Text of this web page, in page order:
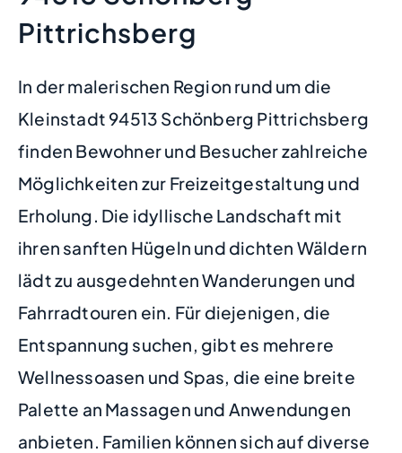
Pittrichsberg
In der malerischen Region rund um die
Kleinstadt 94513 Schönberg Pittrichsberg
finden Bewohner und Besucher zahlreiche
Möglichkeiten zur Freizeitgestaltung und
Erholung. Die idyllische Landschaft mit
ihren sanften Hügeln und dichten Wäldern
lädt zu ausgedehnten Wanderungen und
Fahrradtouren ein. Für diejenigen, die
Entspannung suchen, gibt es mehrere
Wellnessoasen und Spas, die eine breite
Palette an Massagen und Anwendungen
anbieten. Familien können sich auf diverse